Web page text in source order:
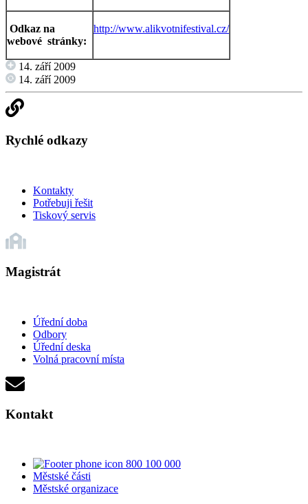
Odkaz na
webové stránky:
http://www.alikvotnifestival.cz/
14. září 2009
14. září 2009
Rychlé odkazy
Kontakty
Potřebuji řešit
Tiskový servis
Magistrát
Úřední doba
Odbory
Úřední deska
Volná pracovní místa
Kontakt
800 100 000
Městské části
Městské organizace